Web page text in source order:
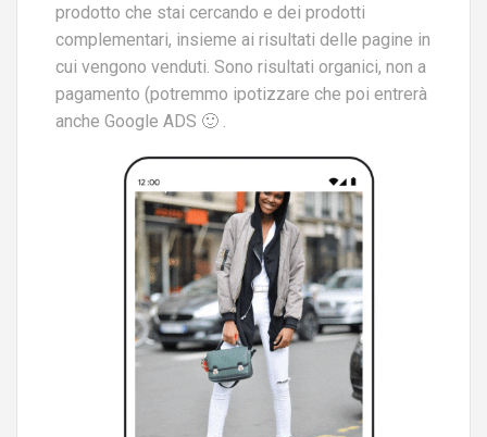
prodotto che stai cercando e dei prodotti
complementari, insieme ai risultati delle pagine in
cui vengono venduti. Sono risultati organici, non a
pagamento (potremmo ipotizzare che poi entrerà
anche Google ADS 🙂 .